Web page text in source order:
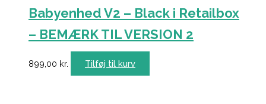
Babyenhed V2 – Black i Retailbox
– BEMÆRK TIL VERSION 2
899,00 kr. Tilføj til kurv